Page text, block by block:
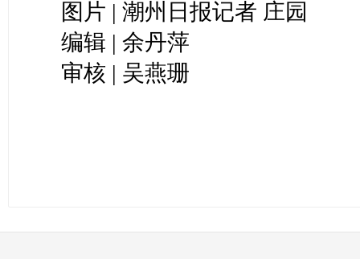
图片 | 潮州日报记者 庄园
编辑 | 余丹萍
审核 | 吴燕珊